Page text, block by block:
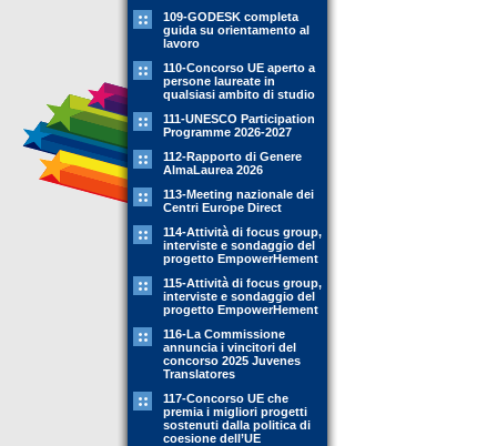
109-GODESK completa
guida su orientamento al
lavoro
110-Concorso UE aperto a
persone laureate in
qualsiasi ambito di studio
111-UNESCO Participation
Programme 2026-2027
112-Rapporto di Genere
AlmaLaurea 2026
113-Meeting nazionale dei
Centri Europe Direct
114-Attività di focus group,
interviste e sondaggio del
progetto EmpowerHement
115-Attività di focus group,
interviste e sondaggio del
progetto EmpowerHement
116-La Commissione
annuncia i vincitori del
concorso 2025 Juvenes
Translatores
117-Concorso UE che
premia i migliori progetti
sostenuti dalla politica di
coesione dell’UE